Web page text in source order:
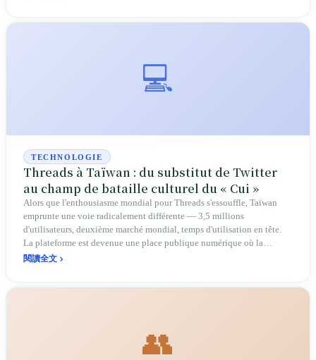
💻
TECHNOLOGIE
Threads à Taïwan : du substitut de Twitter
au champ de bataille culturel du « Cui »
Alors que l'enthousiasme mondial pour Threads s'essouffle, Taïwan
emprunte une voie radicalement différente — 3,5 millions
d'utilisateurs, deuxième marché mondial, temps d'utilisation en tête.
La plateforme est devenue une place publique numérique où la
Génération Z s'exprime sans filtre, les politiciens « descendent parmi
閱讀全文
👥